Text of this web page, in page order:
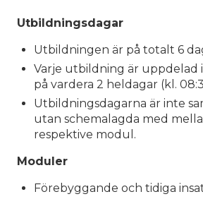
Utbildningsdagar
Utbildningen är på totalt 6
Varje utbildning är uppdelad
på vardera 2 heldagar (kl.
Utbildningsdagarna är inte
utan schemalagda med
respektive modul.
Moduler
Förebyggande och tidiga